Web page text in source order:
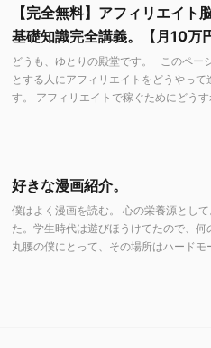
【完全無料】アフィリエイ
基礎知識完全講義。【月10万
どうも、ゆとりの殿堂です。 このペー
とする人にアフィリエイトをどうやっ
す。 アフィリエイトで稼ぐためにどうす
好きな漫画紹介。
僕はよく漫画を読む。 心の栄養源とし
た。学生時代は遊びほうけてたので、
丸腰の僕にとって、その場所はハードモ